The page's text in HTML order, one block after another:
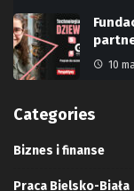
10
Categories
Biznes i finanse
Praca Bielsko-Biała